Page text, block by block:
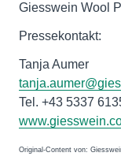
Giesswein Wool
Pressekontakt:
Tanja Aumer
Tel. +43 5337
Original-Content von: